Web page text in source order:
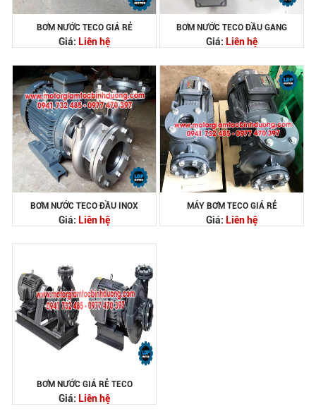
BƠM NƯỚC TECO GIÁ RẺ
Giá: Liên hệ
BƠM NƯỚC TECO ĐẦU GANG
Giá: Liên hệ
BƠM NƯỚC TECO ĐẦU INOX
Giá: Liên hệ
MÁY BƠM TECO GIÁ RẺ
Giá: Liên hệ
BƠM NƯỚC GIÁ RẺ TECO
Giá: Liên hệ